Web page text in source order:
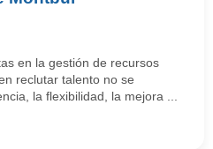
en la gestión de recursos
reclutar talento no se
la flexibilidad, la mejora ...